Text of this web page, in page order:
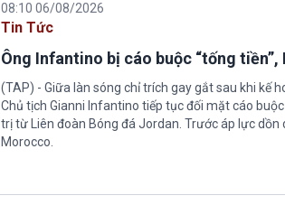
08:10 06/08/2026
Tin Tức
Ông Infantino bị cáo buộc “tống tiền”,
(TAP) - Giữa làn sóng chỉ trích gay gắt sau khi kế
Chủ tịch Gianni Infantino tiếp tục đối mặt cáo
trị từ Liên đoàn Bóng đá Jordan. Trước áp lực dồn
Morocco.